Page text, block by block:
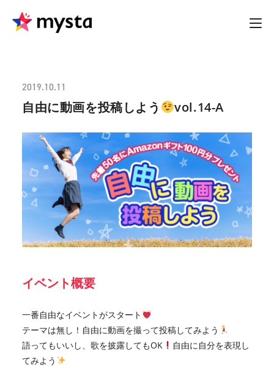
2019.10.11
自由に動画を投稿しよう vol.14-A
イベント概要
一番自由なイベントがスタート
テーマは無し！自由に動画を撮って投稿してみよう
語ってもいいし、歌を披露してもOK
自由に自分を表現し
てみよう